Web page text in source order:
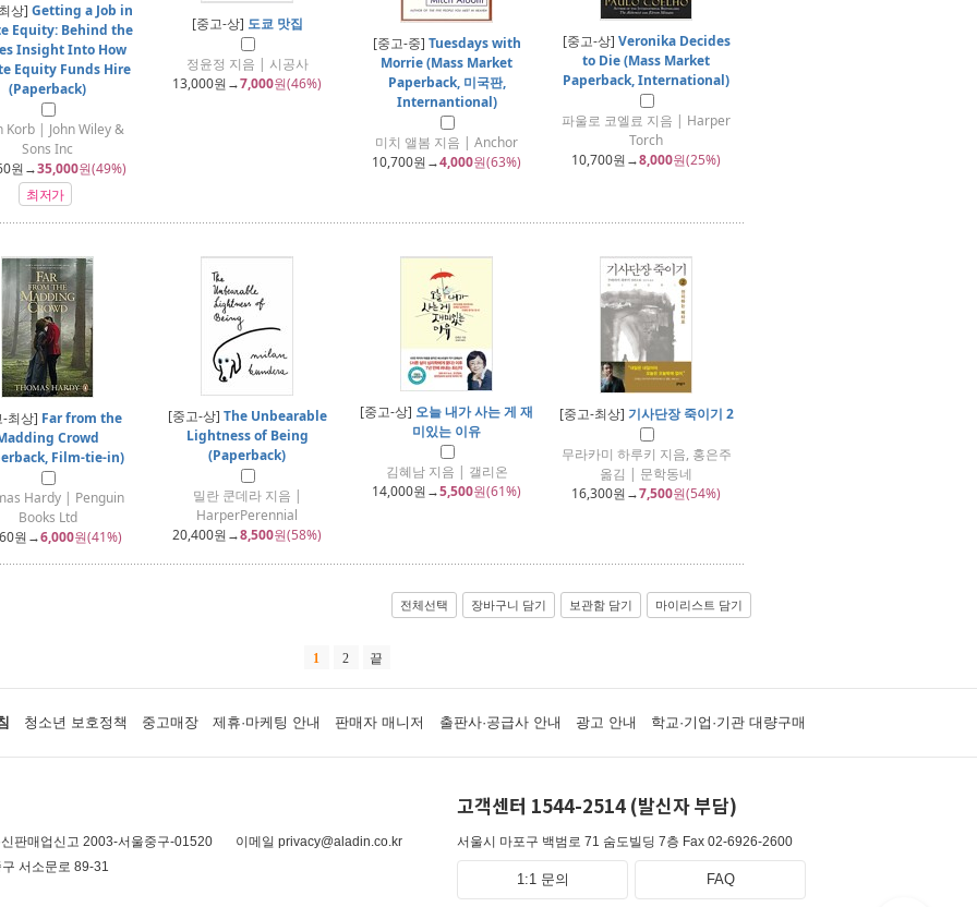
상] Getting a Job in
Equity: Behind the
Insight Into How
Equity Funds Hire
(Paperback)
Korb | John Wiley &
Sons Inc
원→35,000원(49%)
최저가
[중고-상] 도쿄 맛집
정윤정 지음 | 시공사
13,000원→7,000원(46%)
[중고-중] Tuesdays with
Morrie (Mass Market
Paperback, 미국판,
Internantional)
미치 앨봄 지음 | Anchor
10,700원→4,000원(63%)
[중고-상] Veronika Decides
to Die (Mass Market
Paperback, International)
파울로 코엘료 지음 | Harper
Torch
10,700원→8,000원(25%)
최상] Far from the
Crowd
Film-tie-in)
Hardy | Penguin
Books Ltd
원→6,000원(41%)
[중고-상] The Unbearable
Lightness of Being
(Paperback)
밀란 쿤데라 지음 |
HarperPerennial
20,400원→8,500원(58%)
[중고-상] 오늘 내가 사는 게 재
미있는 이유
김혜남 지음 | 갤리온
14,000원→5,500원(61%)
[중고-최상] 기사단장 죽이기 2
무라카미 하루키 지음, 홍은주
옮김 | 문학동네
16,300원→7,500원(54%)
전체선택 장바구니 담기 보관함 담기 마이리스트 담기
1 2 끝
청소년 보호정책 중고매장 제휴·마케팅 안내 판매자 매니저 출판사·공급사 안내 광고 안내 학교·기업·기관 대량구매
판매업신고 2003-서울중구-01520
이메일 privacy@aladin.co.kr
서소문로 89-31
고객센터 1544-2514 (발신자 부담)
서울시 마포구 백범로 71 숨도빌딩 7층 Fax 02-6926-2600
1:1 문의 FAQ